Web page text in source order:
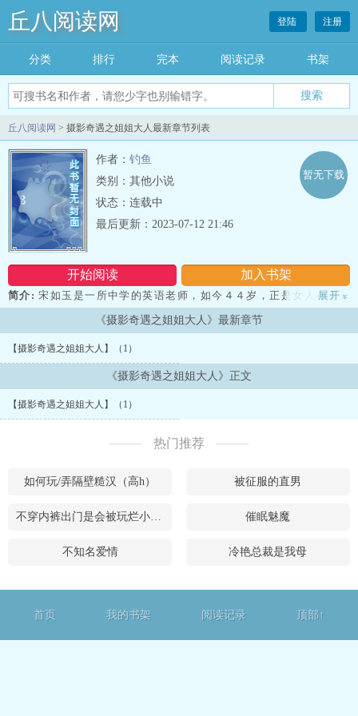
丘八阅读网 登陆 注册
分类 排行 完本 阅读记录 书架
丘八阅读网 > 摄影奇遇之姐姐大人最新章节列表
作者： 钓鱼
类别：其他小说
状态：连载中
开始阅读 加入书架
暂无下载
最后更新：2023-07-12 21:46
简介: 宋如玉是一所中学的英语老师，如今４４岁，正是女人在凋谢
之前盛放的年 龄，所以格外美艳动人，美艳不可方物，用尤物来形容
毫不为过。又加上她一直 对于西方的文化思想感兴趣，尤其是对文艺
复兴时期的人文主义倍加推崇，所以 平时她在教学之余总ai写一些带
以笔名示人，所以很少有人知道大名鼎鼎的人文主义代表作 家帕皮尼
亚（帕皮尼亚是欧洲文艺复兴时期人文主义代表作家薄伽丘著名作品
《十日谈》中的一位女主人公，热情开朗，充满活力，敢于追求自己
的幸福。作 者注）居然是云天集团老板娘。...
展开 »
《摄影奇遇之姐姐大人》最新章节
【摄影奇遇之姐姐大人】（1）
《摄影奇遇之姐姐大人》正文
【摄影奇遇之姐姐大人】（1）
热门推荐
如何玩/弄隔壁糙汉（高h） 被征服的直男
不穿内裤出门是会被玩烂小逼的 催眠魅魔
不知名爱情 冷艳总裁是我母
首页 我的书架 阅读记录 顶部↑